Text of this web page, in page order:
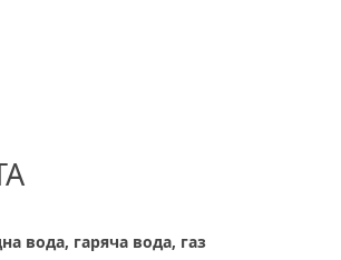
вода, гаряча вода, газ